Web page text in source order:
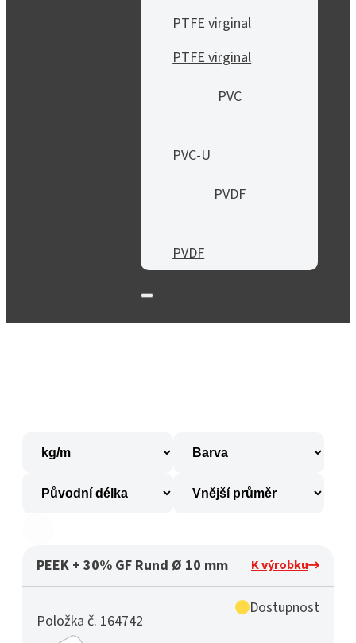
PTFE virginal
PTFE virginal
PVC
PVC-U
PVDF
PVDF
PEEK + 30% GF Rund Ø 10 mm K výrobku
Položka č. 164742
Dostupnost